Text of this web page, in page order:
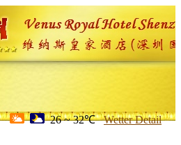
26 ~ 32℃ Wetter Detail